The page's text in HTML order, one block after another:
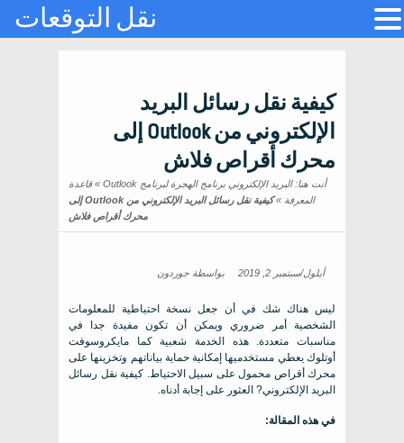
كيفية نقل رسائل البريد
الإلكتروني من Outlook إلى
محرك أقراص فلاش
أنت هنا:البريد الإلكتروني برنامج الهجرة لبرنامج Outlook »قاعدة
المعرفة »
كيفية نقل رسائل البريد الإلكتروني من Outlook إلى
محرك أقراص فلاش
أيلول/سبتمبر 2, 2019 بواسطة جوردون
ليس هناك شك في أن جعل نسخة احتياطية للمعلومات
الشخصية أمر ضروري ويمكن أن تكون مفيدة جدا في
مناسبات متعددة. هذه الخدمة شعبية كما مايكروسوفت
أوتلوك يعطي مستخدميها إمكانية حماية بياناتهم وتخزينها على
محرك أقراص محمول على سبيل الاحتياط. كيفية نقل رسائل
البريد الإلكتروني? العثور على إجابة أدناه.
في هذه المقالة:
نقل التوقعات